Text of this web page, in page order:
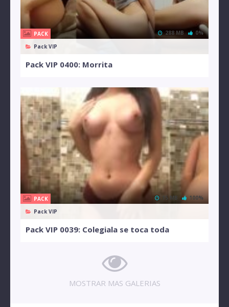
PACK
Pack VIP
288 MB 0%
Pack VIP 0400: Morrita
PACK
Pack VIP
15 MB 100%
Pack VIP 0039: Colegiala se toca toda
MOSTRAR MAS GALERIAS